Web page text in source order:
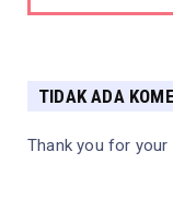
TIDAK ADA
Thank you for your